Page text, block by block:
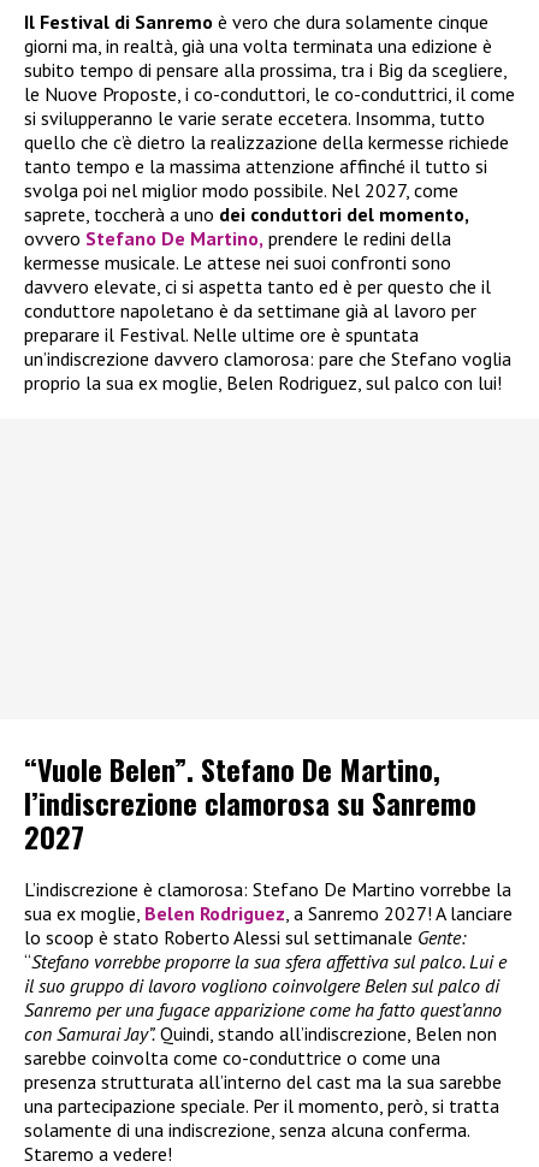
Il Festival di Sanremo è vero che dura solamente cinque
giorni ma, in realtà, già una volta terminata una edizione è
subito tempo di pensare alla prossima, tra i Big da scegliere,
le Nuove Proposte, i co-conduttori, le co-conduttrici, il come
si svilupperanno le varie serate eccetera. Insomma, tutto
quello che c’è dietro la realizzazione della kermesse richiede
tanto tempo e la massima attenzione affinché il tutto si
svolga poi nel miglior modo possibile. Nel 2027, come
saprete, toccherà a uno dei conduttori del momento,
ovvero Stefano De Martino, prendere le redini della
kermesse musicale. Le attese nei suoi confronti sono
davvero elevate, ci si aspetta tanto ed è per questo che il
conduttore napoletano è da settimane già al lavoro per
preparare il Festival. Nelle ultime ore è spuntata
un’indiscrezione davvero clamorosa: pare che Stefano voglia
proprio la sua ex moglie, Belen Rodriguez, sul palco con lui!
“Vuole Belen”. Stefano De Martino,
l’indiscrezione clamorosa su Sanremo
2027
L’indiscrezione è clamorosa: Stefano De Martino vorrebbe la
sua ex moglie, Belen Rodriguez , a Sanremo 2027! A lanciare
lo scoop è stato Roberto Alessi sul settimanale Gente:
“Stefano vorrebbe proporre la sua sfera affettiva sul palco. Lui e
il suo gruppo di lavoro vogliono coinvolgere Belen sul palco di
Sanremo per una fugace apparizione come ha fatto quest’anno
con Samurai Jay”. Quindi, stando all’indiscrezione, Belen non
sarebbe coinvolta come co-conduttrice o come una
presenza strutturata all’interno del cast ma la sua sarebbe
una partecipazione speciale. Per il momento, però, si tratta
solamente di una indiscrezione, senza alcuna conferma.
Staremo a vedere!